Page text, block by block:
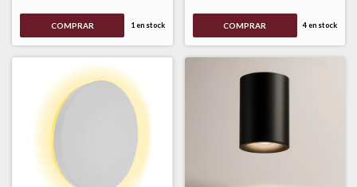
COMPRAR 1 en stock COMPRAR 4en stock